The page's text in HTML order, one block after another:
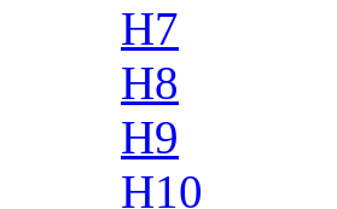
H7
H8
H9
H10